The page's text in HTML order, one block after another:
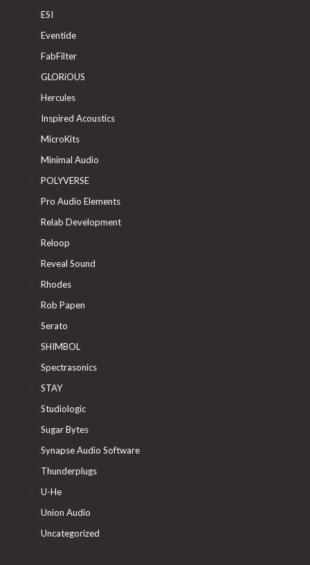
ESI
Eventide
FabFilter
GLORiOUS
Hercules
Inspired Acoustics
MicroKits
Minimal Audio
POLYVERSE
Pro Audio Elements
Relab Development
Reloop
Reveal Sound
Rhodes
Rob Papen
Serato
SHIMBOL
Spectrasonics
STAY
Studiologic
Sugar Bytes
Synapse Audio Software
Thunderplugs
U-He
Union Audio
Uncategorized